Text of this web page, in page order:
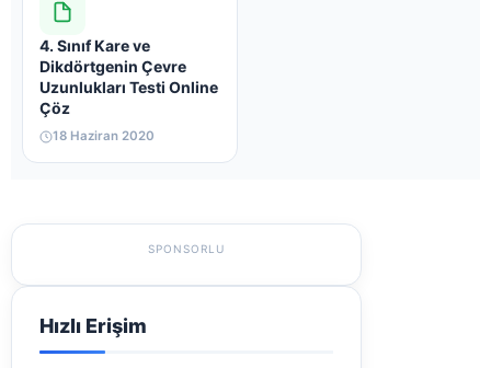
4. Sınıf Kare ve
Dikdörtgenin Çevre
Uzunlukları Testi Online
Çöz
18 Haziran 2020
SPONSORLU
Hızlı Erişim